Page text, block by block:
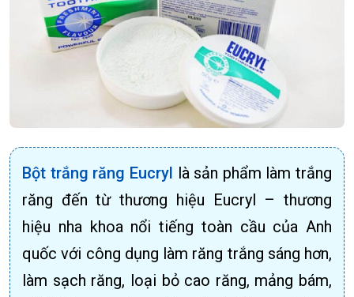
Bột trắng răng Eucryl là sản phẩm làm trắng
răng đến từ thương hiệu Eucryl – thương
hiệu nha khoa nổi tiếng toàn cầu của Anh
quốc với công dụng làm răng trắng sáng hơn,
làm sạch răng, loại bỏ cao răng, mảng bám,